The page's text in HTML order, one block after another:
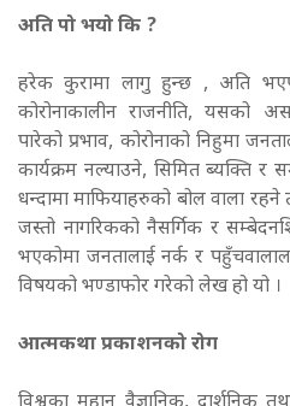
अति पो भयो कि ?
हरेक कुरामा लागु हुन्छ , अति
कोरोनाकालीन राजनीति, यसको
पारेको प्रभाव, कोरोनाको निहुमा
कार्यक्रम नल्याउने, सिमित ब्यक्ति र
धन्दामा माफियाहरुको बोल वाला
जस्तो नागरिकको नैसर्गिक र
भएकोमा जनतालाई नर्क र
विषयको भण्डाफोर गरेको लेख हो यो ।
आत्मकथा प्रकाशनको रोग